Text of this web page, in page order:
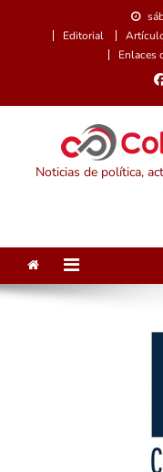
Editorial
Enlaces
Noticias de política,